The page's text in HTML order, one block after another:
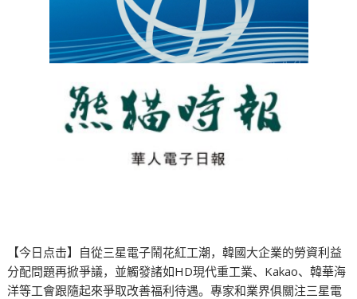
【今日点击】自從三星電子鬧花紅工潮，韓國大企業的勞資利益
分配問題再掀爭議，並觸發諸如HD現代重工業、Kakao、韓華海
洋等工會跟隨起來爭取改善福利待遇。專家和業界俱關注三星電